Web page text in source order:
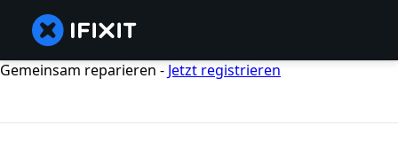
Gemeinsam reparieren - Jetzt registrieren